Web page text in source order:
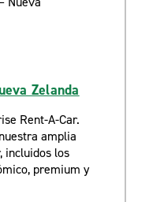
Zelanda
Rent-A-Car.
amplia
incluidos los
premium y